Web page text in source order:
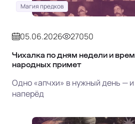
Магия предков
05.06.2026 27050
Чихалка по дням недели и
народных примет
Одно «апчхи» в нужный день —
наперёд